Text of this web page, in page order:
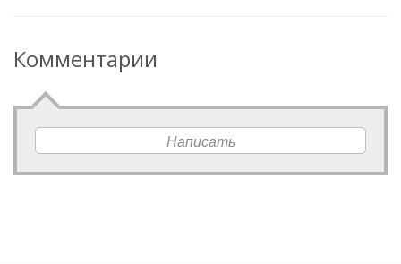
Комментарии
Написать